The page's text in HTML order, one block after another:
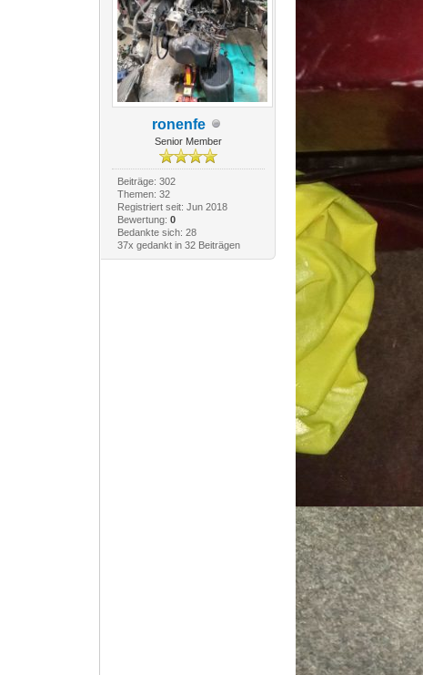
ronenfe
Senior Member
Beiträge: 302
Themen: 32
Registriert seit: Jun 2018
Bewertung: 0
Bedankte sich: 28
37x gedankt in 32 Beiträgen